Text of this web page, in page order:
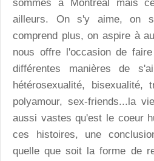
sommes à Montréal mais
ailleurs. On s'y aime, on
comprend plus, on aspire à
nous offre l'occasion de
différentes manières de
hétérosexualité, bisexualité,
polyamour, sex-friends...la
aussi vastes qu'est le coeur
ces histoires, une
quelle que soit la forme de